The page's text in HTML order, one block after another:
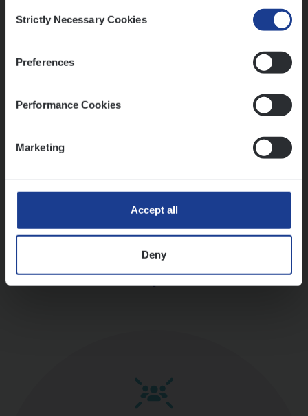
Selection
Strictly Necessary Cookies
Preferences
Performance Cookies
Marketing
Accept all
Deny
Vorige Volgende
Mathias houdt van diepgaande dossiers én droge
Thalia zoekt graag oplossingen, in games én op het
Ons sollicitatieproces